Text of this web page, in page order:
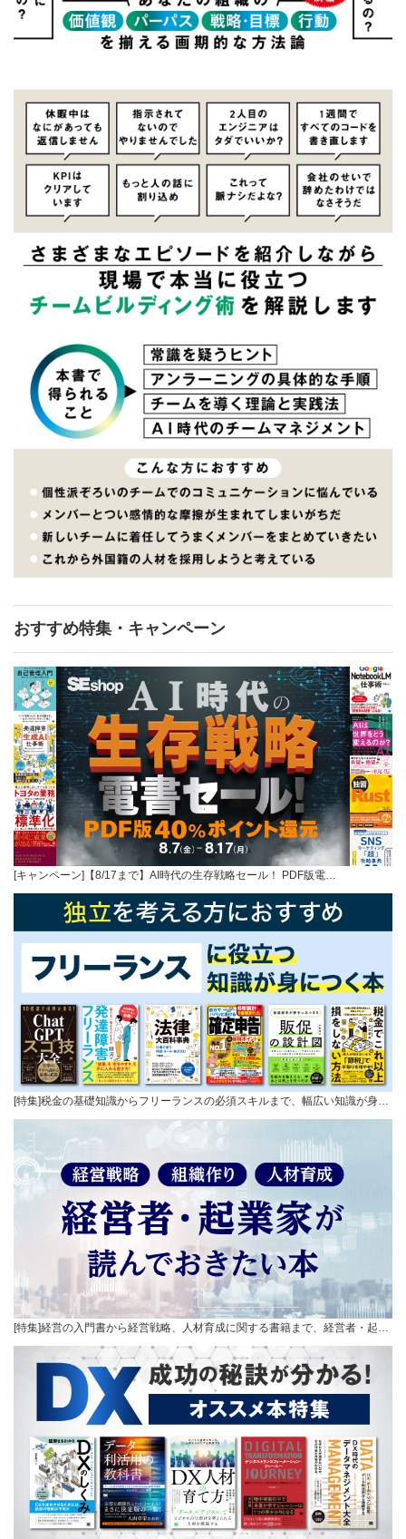
おすすめ特集・キャンペーン
[キャンペーン]【8/17まで】AI時代の生存戦略セール！ PDF版電…
[特集]税金の基礎知識からフリーランスの必須スキルまで、幅広い知識が身…
[特集]経営の入門書から経営戦略、人材育成に関する書籍まで、経営者・起…